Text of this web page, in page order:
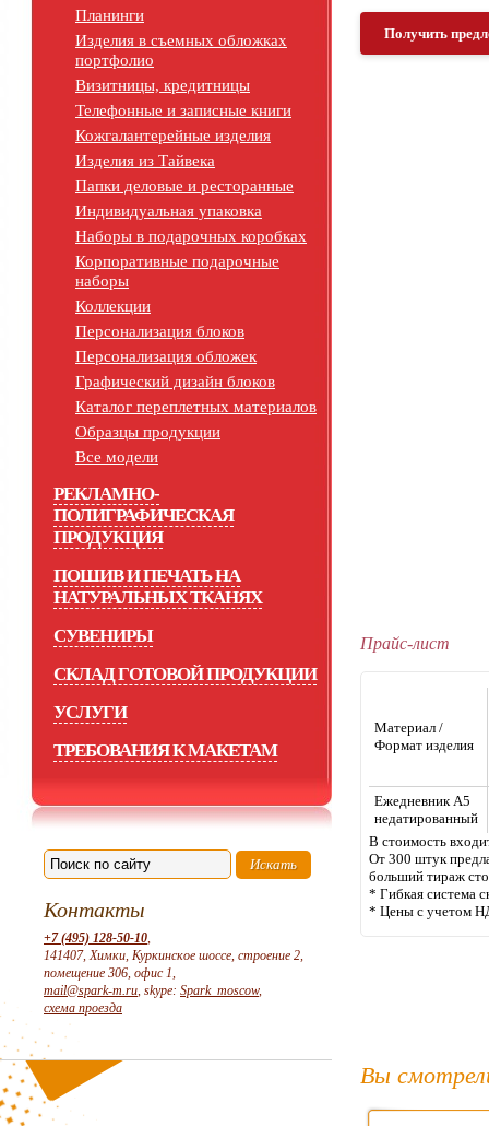
Планинги
Изделия в съемных обложках
портфолио
Визитницы, кредитницы
Телефонные и записные книги
Кожгалантерейные изделия
Изделия из Тайвека
Папки деловые и ресторанные
Индивидуальная упаковка
Наборы в подарочных коробках
Корпоративные подарочные
наборы
Коллекции
Персонализация блоков
Персонализация обложек
Графический дизайн блоков
Каталог переплетных материалов
Образцы продукции
Все модели
РЕКЛАМНО-
ПОЛИГРАФИЧЕСКАЯ
ПРОДУКЦИЯ
ПОШИВ И ПЕЧАТЬ НА
НАТУРАЛЬНЫХ ТКАНЯХ
СУВЕНИРЫ
СКЛАД ГОТОВОЙ ПРОДУКЦИИ
УСЛУГИ
ТРЕБОВАНИЯ К МАКЕТАМ
Контакты
+7 (495) 128-50-10,
141407, Химки, Куркинское шоссе, строение 2,
помещение 306, офис 1,
mail@spark-m.ru, skype: Spark_moscow,
схема проезда
Получить
Прайс-лист
Материал /
Формат изделия
Ежедневник А5
недатированный
В стоимость
От 300 штук
больший тираж
* Гибкая система
* Цены с учетом
Вы